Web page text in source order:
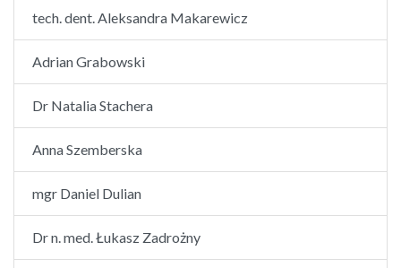
tech. dent. Aleksandra Makarewicz
Adrian Grabowski
Dr Natalia Stachera
Anna Szemberska
mgr Daniel Dulian
Dr n. med. Łukasz Zadrożny